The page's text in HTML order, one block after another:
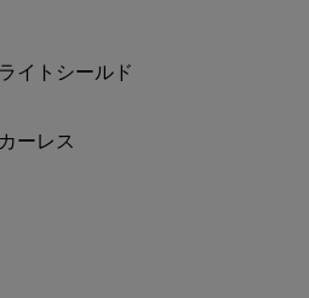
イトシールド
ーレス